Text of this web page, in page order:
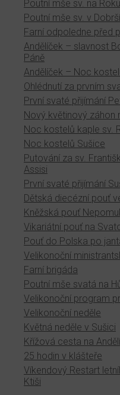
Poutní mše sv. na Roku
Poutní mše sv. v
Farní odpoledne před
Andělíček – slavnost
Páně
Andělíček – Noc
Ohlédnutí za prvním
První svaté přijímání
Nový květinový záhon
Noc kostelů kaple sv.
Noc kostelů Sušice
Putování za sv.
Assisi
První svaté přijímání
Dětská diecézní pouť
Kněžská pouť
Vikariátní pouť na
Pouť do Polska po
Velikonoční
Farní brigáda
Poutní mše svatá na
Velikonoční program
Velikonoční neděle
Květná neděle v Sušici
Křížová cesta na
25 hodin v klášteře
Víkendový Restart
Ktiši